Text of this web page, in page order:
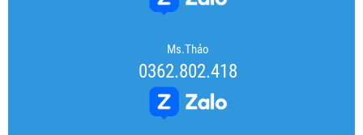
Ms.Thảo
0362.802.418